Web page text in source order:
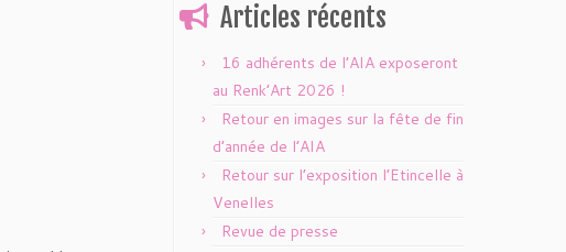
Articles récents
16 adhérents de l’AIA exposeront
au Renk’Art 2026 !
Retour en images sur la fête de fin
d’année de l’AIA
Retour sur l’exposition l’Etincelle à
Venelles
Revue de presse